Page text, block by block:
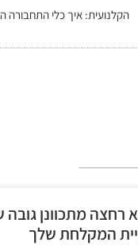
הקלנועית: איך כלי
רחצה מתכוונן
המקלחת שלך